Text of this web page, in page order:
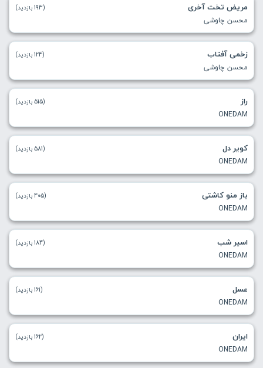
مریض تخت آخری
محسن چاوشی
(193 بازدید)
زخمی آفتاب
محسن چاوشی
(124 بازدید)
راز
ONEDAM
(515 بازدید)
کویر دل
ONEDAM
(581 بازدید)
باز منو کاشتی
ONEDAM
(405 بازدید)
اسیر شب
ONEDAM
(184 بازدید)
عسل
ONEDAM
(161 بازدید)
ایران
ONEDAM
(162 بازدید)